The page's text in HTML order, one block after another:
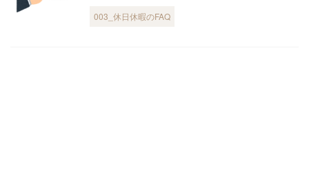
003_休日休暇のFAQ